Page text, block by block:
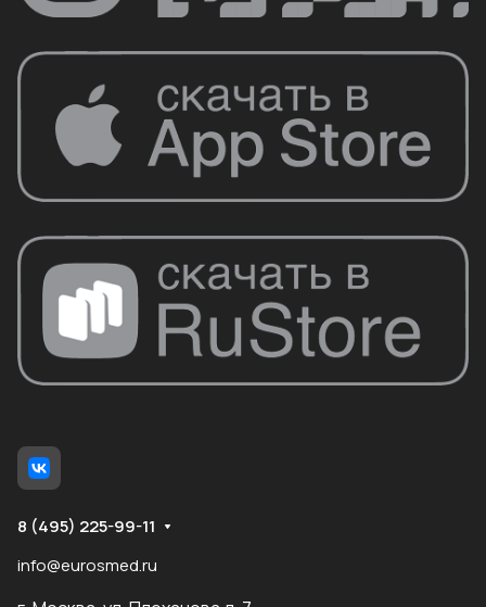
8 (495) 225-99-11
info@eurosmed.ru